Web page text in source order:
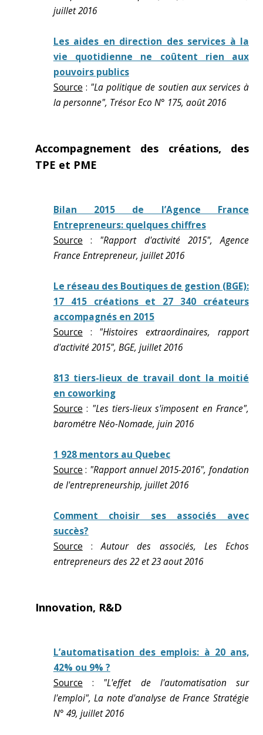
juillet 2016
Les aides en direction des services à la
vie quotidienne ne coûtent rien aux
pouvoirs publics
Source : "La politique de soutien aux services à
la personne", Trésor Eco N° 175, août 2016
Accompagnement des créations, des
TPE et PME
Bilan 2015 de l’Agence France
Entrepreneurs: quelques chiffres
Source : "Rapport d'activité 2015", Agence
France Entrepreneur, juillet 2016
Le réseau des Boutiques de gestion (BGE):
17 415 créations et 27 340 créateurs
accompagnés en 2015
Source : "Histoires extraordinaires, rapport
d'activité 2015", BGE, juillet 2016
813 tiers-lieux de travail dont la moitié
en coworking
Source : "Les tiers-lieux s'imposent en France",
barométre Néo-Nomade, juin 2016
1 928 mentors au Quebec
Source : "Rapport annuel 2015-2016", fondation
de l'entrepreneurship, juillet 2016
Comment choisir ses associés avec
succès?
Source :Autour des associés, Les Echos
entrepreneurs des 22 et 23 aout 2016
Innovation, R&D
L’automatisation des emplois: à 20 ans,
42% ou 9% ?
Source : "L'effet de l'automatisation sur
l'emploi", La note d'analyse de France Stratégie
N° 49, juillet 2016